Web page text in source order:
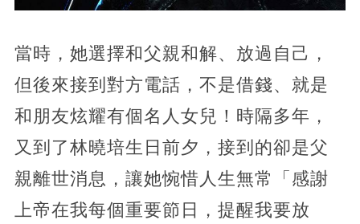
當時，她選擇和父親和解、放過自己，
但後來接到對方電話，不是借錢、就是
和朋友炫耀有個名人女兒！時隔多年，
又到了林曉培生日前夕，接到的卻是父
親離世消息，讓她惋惜人生無常「感謝
上帝在我每個重要節日，提醒我要放